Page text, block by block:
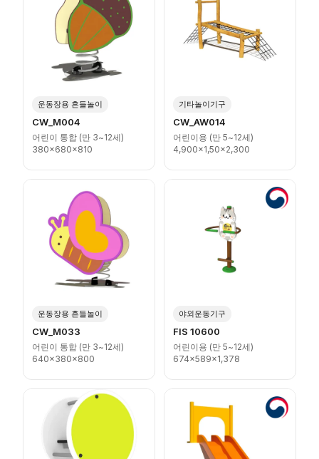
운동장용 흔들놀이
CW_M004
어린이 통합 (만 3~12세)
380x680x810
기타놀이기구
CW_AW014
어린이용 (만 5~12세)
4,900x1,50x2,300
운동장용 흔들놀이
CW_M033
어린이 통합 (만 3~12세)
640x380x800
야외운동기구
FIS 10600
어린이용 (만 5~12세)
674x589x1,378